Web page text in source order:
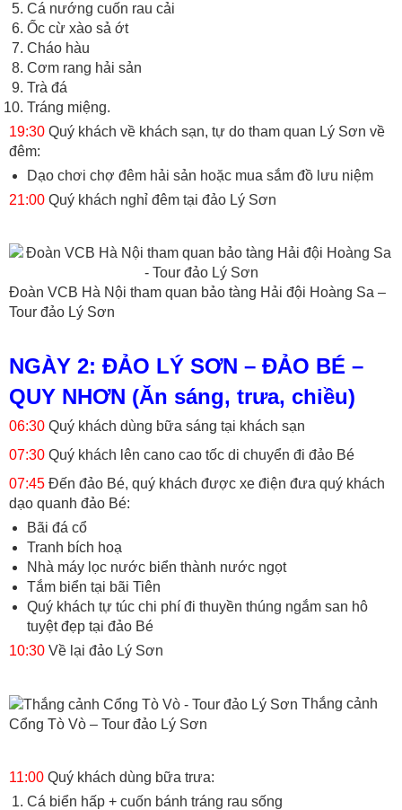
Cá nướng cuốn rau cải
Ốc cừ xào sả ớt
Cháo hàu
Cơm rang hải sản
Trà đá
Tráng miệng.
19:30 Quý khách về khách sạn, tự do tham quan Lý Sơn về
đêm:
Dạo chơi chợ đêm hải sản hoặc mua sắm đồ lưu niệm
21:00 Quý khách nghỉ đêm tại đảo Lý Sơn
Đoàn VCB Hà Nội tham quan bảo tàng Hải đội Hoàng Sa –
Tour đảo Lý Sơn
NGÀY 2: ĐẢO LÝ SƠN – ĐẢO BÉ –
QUY NHƠN (Ăn sáng, trưa, chiều)
06:30 Quý khách dùng bữa sáng tại khách sạn
07:30 Quý khách lên cano cao tốc di chuyển đi đảo Bé
07:45 Đến đảo Bé, quý khách được xe điện đưa quý khách
dạo quanh đảo Bé:
Bãi đá cổ
Tranh bích hoạ
Nhà máy lọc nước biển thành nước ngọt
Tắm biển tại bãi Tiên
Quý khách tự túc chi phí đi thuyền thúng ngắm san hô
tuyệt đẹp tại đảo Bé
10:30 Về lại đảo Lý Sơn
Thắng cảnh
Cổng Tò Vò – Tour đảo Lý Sơn
11:00 Quý khách dùng bữa trưa:
Cá biển hấp + cuốn bánh tráng rau sống